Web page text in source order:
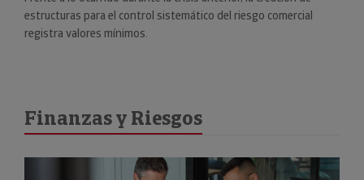
estructuras para el control sistemático del riesgo comercial
registra valores mínimos.
Finanzas y Riesgos